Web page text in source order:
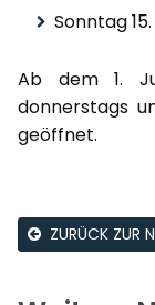
Sonntag
Ab dem 1.
donnerstags
geöffnet.
ZURÜCK ZUR